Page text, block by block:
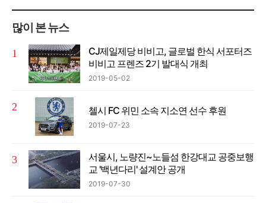
많이 본 뉴스
CJ제일제당 비비고, 글로벌 한식 서포터즈
비비고 프렌즈 2기 발대식 개최
2019-05-02
첼시 FC 위민 소속 지소연 선수 후원
2019-07-23
서울시, 노량진~노들섬 한강대교 공중보행
교 '백년다리' 설계안 공개
2019-07-30